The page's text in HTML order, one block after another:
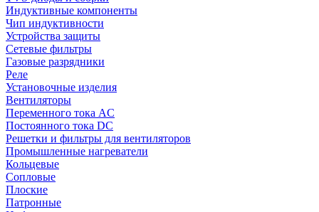
Индуктивные компоненты
Чип индуктивности
Устройства защиты
Сетевые фильтры
Газовые разрядники
Реле
Установочные изделия
Вентиляторы
Переменного тока AC
Постоянного тока DC
Решетки и фильтры для вентиляторов
Промышленные нагреватели
Кольцевые
Сопловые
Плоские
Патронные